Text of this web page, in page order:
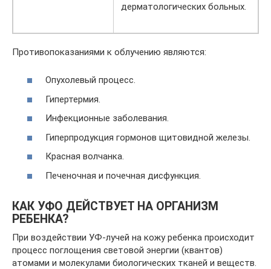
дерматологических больных.
Противопоказаниями к облучению являются:
Опухолевый процесс.
Гипертермия.
Инфекционные заболевания.
Гиперпродукция гормонов щитовидной железы.
Красная волчанка.
Печеночная и почечная дисфункция.
КАК УФО ДЕЙСТВУЕТ НА ОРГАНИЗМ
РЕБЕНКА?
При воздействии УФ-лучей на кожу ребенка происходит
процесс поглощения световой энергии (квантов)
атомами и молекулами биологических тканей и веществ.